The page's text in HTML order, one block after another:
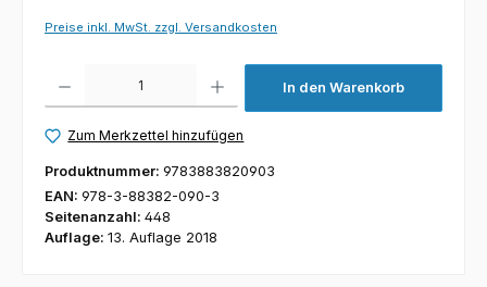
Preise inkl. MwSt. zzgl. Versandkosten
In den Warenkorb
Zum Merkzettel hinzufügen
Produktnummer: 9783883820903
EAN: 978-3-88382-090-3
Seitenanzahl: 448
Auflage: 13. Auflage 2018